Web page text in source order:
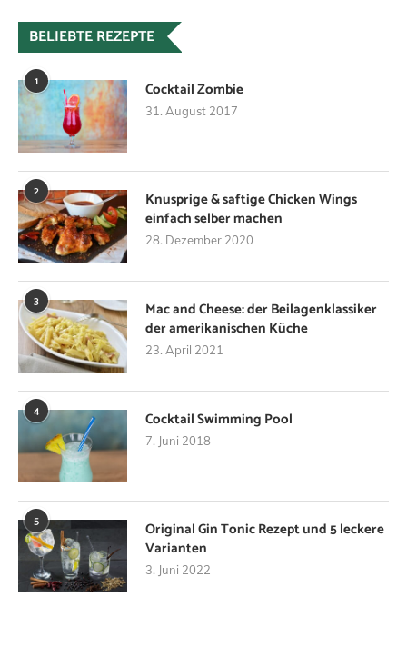
BELIEBTE REZEPTE
1 Cocktail Zombie
31. August 2017
2
Knusprige & saftige Chicken Wings
einfach selber machen
28. Dezember 2020
3
Mac and Cheese: der Beilagenklassiker
der amerikanischen Küche
23. April 2021
4 Cocktail Swimming Pool
7. Juni 2018
5
Original Gin Tonic Rezept und 5 leckere
Varianten
3. Juni 2022